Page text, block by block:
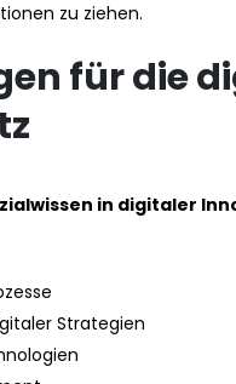
zu ziehen.
für die
in digitaler
Strategien